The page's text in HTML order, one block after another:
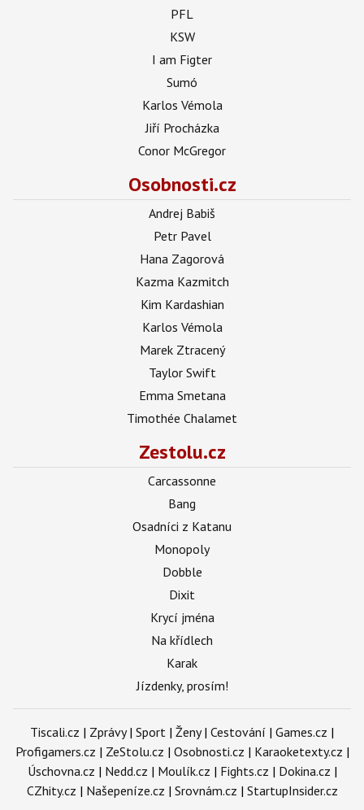
PFL
KSW
I am Figter
Sumó
Karlos Vémola
Jiří Procházka
Conor McGregor
Osobnosti.cz
Andrej Babiš
Petr Pavel
Hana Zagorová
Kazma Kazmitch
Kim Kardashian
Karlos Vémola
Marek Ztracený
Taylor Swift
Emma Smetana
Timothée Chalamet
Zestolu.cz
Carcassonne
Bang
Osadníci z Katanu
Monopoly
Dobble
Dixit
Krycí jména
Na křídlech
Karak
Jízdenky, prosím!
Tiscali.cz | Zprávy| Sport | Ženy| Cestování | Games.cz |
Profigamers.cz | ZeStolu.cz | Osobnosti.cz | Karaoketexty.cz |
Úschovna.cz | Nedd.cz | Moulík.cz | Fights.cz | Dokina.cz |
CZhity.cz | Našepeníze.cz | Srovnám.cz | StartupInsider.cz